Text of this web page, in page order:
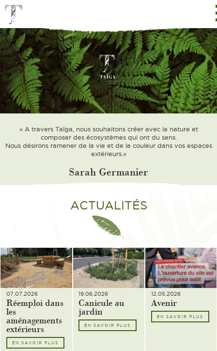
« A travers Taïga, nous souhaitons créer avec la nature et
composer des écosystèmes qui ont du sens.
Nous désirons ramener de la vie et de la couleur dans vos espaces
extérieurs.»
Sarah Germanier
ACTUALITÉS
07.07.2026
Réemploi dans
les
aménagements
extérieurs
EN SAVOIR PLUS
19.06.2026
Canicule au
jardin
EN SAVOIR PLUS
12.05.2026
Avenir
EN SAVOIR PLUS